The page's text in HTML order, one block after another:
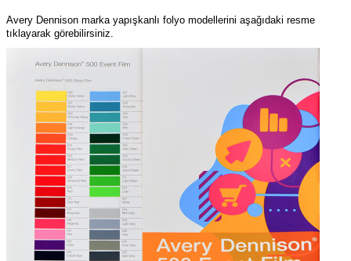
Avery Dennison marka yapışkanlı folyo modellerini aşağıdaki resme
tıklayarak görebilirsiniz.